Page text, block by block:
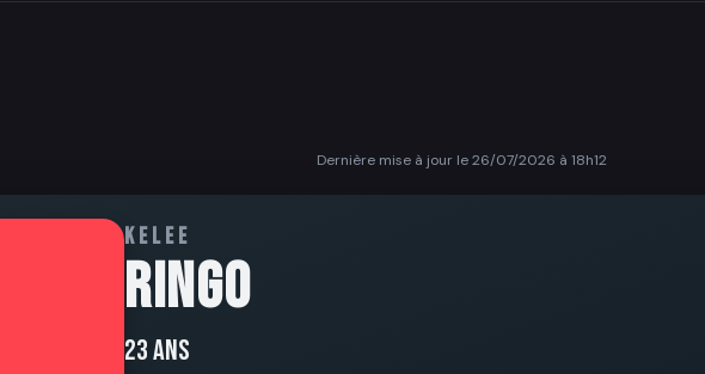
Dernière mise à jour le 26/07/2026 à 18h12
KELEE
RINGO
23 ans